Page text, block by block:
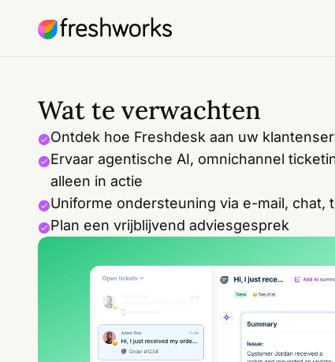
Wat te verwachten
Ontdek hoe Freshdesk aan uw
Ervaar agentische AI, omnichannel
alleen in actie
Uniforme ondersteuning via e-mail, chat,
Plan een vrijblijvend adviesgesprek